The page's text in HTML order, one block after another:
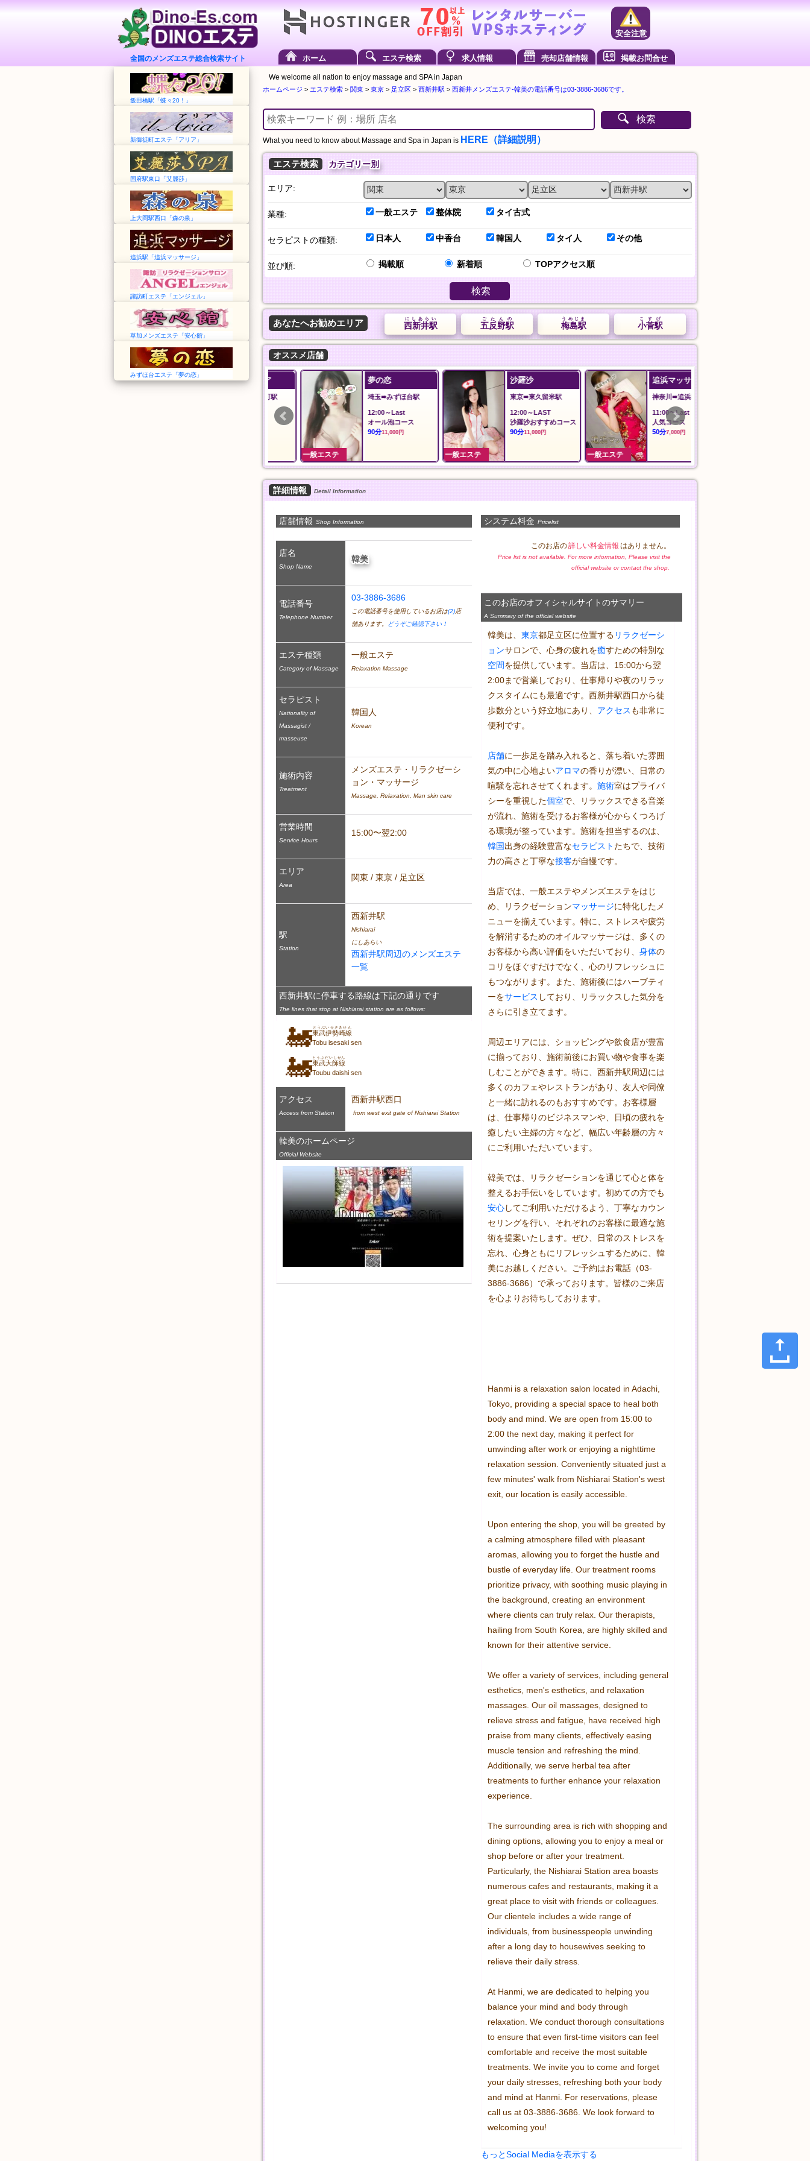
全国のメンズエステ総合検索サイト
安全注意
ホーム エステ検索 求人情報 売却店舗情報 掲載お問合せ
飯田橋駅「蝶々20！」
新御徒町エステ「アリア」
国府駅東口「艾麗莎」
上大岡駅西口「森の泉」
追浜駅「追浜マッサージ」
諏訪町エステ「エンジェル」
草加メンズエステ「安心館」
みずほ台エステ「夢の恋」
We welcome all nation to enjoy massage and SPA in Japan
ホームページ > エステ検索 > 関東 > 東京 > 足立区 > 西新井駅 > 西新井メンズエステ-韓美の電話番号は03-3886-3686です。
検索
What you need to know about Massage and Spa in Japan is HERE（詳細説明）
エステ検索 カテゴリー別
エリア:
業種: 一般エステ 整体院 タイ古式
セラピストの種類: 日本人 中香台 韓国人 タイ人 その他
並び順: 掲載順 新着順 TOPアクセス順
検索
あなたへお勧めエリア 小菅駅
こすげ
梅島駅
うめじま
五反野駅
ごたんの
西新井駅
にしあらい
オススメ店舗
ilAria アリア
一般エステ
夢の恋
埼玉➠みずほ台駅
12:00～Last
オール泡コース
11,000円
一般エステ
沙羅沙
東京➠東久留米駅
12:00～LAST
沙羅沙おすすめコース
90分11,000円
一般エステ
追浜マッサージ
神奈川➠追浜駅
11:00〜Last
人気コース
50分
7,000円
詳細情報 Detail Information
システム料金 Pricelist
このお店の詳しい料金情報 はありません。
Price list is not available. For more information, Please visit the
official website or contact the shop.
このお店のオフィシャルサイトのサマリー
A Summary of the official website
韓美は、 東京都足立区に位置する リラクゼーシ
ョンサロンで、心身の疲れを癒すための特別な
空間を提供しています。当店は、15:00から翌
2:00まで営業しており、仕事帰りや夜のリラッ
クスタイムにも最適です。西新井駅西口から徒
歩数分という好立地にあり、 アクセス も非常に
便利です。
店舗に一歩足を踏み入れると、落ち着いた雰囲
気の中に心地よいアロマの香りが漂い、日常の
喧騒を忘れさせてくれます。 施術室はプライバ
シーを重視した個室で、リラックスできる音楽
が流れ、施術を受けるお客様が心からくつろげ
る環境が整っています。施術を担当するのは、
韓国出身の経験豊富なセラピスト たちで、技術
力の高さと丁寧な接客が自慢です。
当店では、一般エステやメンズエステをはじ
め、リラクゼーションマッサージに特化したメ
ニューを揃えています。特に、ストレスや疲労
を解消するためのオイルマッサージは、多くの
お客様から高い評価をいただいており、 身体の
コリをほぐすだけでなく、心のリフレッシュに
もつながります。また、施術後にはハーブティ
ーをサービス しており、リラックスした気分を
さらに引き立てます。
周辺エリアには、ショッピングや飲食店が豊富
に揃っており、施術前後にお買い物や食事を楽
しむことができます。特に、西新井駅周辺には
多くのカフェやレストランがあり、友人や同僚
と一緒に訪れるのもおすすめです。お客様層
は、仕事帰りのビジネスマンや、日頃の疲れを
癒したい主婦の方々など、幅広い年齢層の方々
にご利用いただいています。
韓美では、リラクゼーションを通じて心と体を
整えるお手伝いをしています。初めての方でも
安心してご利用いただけるよう、丁寧なカウン
セリングを行い、それぞれのお客様に最適な施
術を提案いたします。ぜひ、日常のストレスを
忘れ、心身ともにリフレッシュするために、韓
美にお越しください。ご予約はお電話（03-
3886-3686）で承っております。皆様のご来店
を心よりお待ちしております。
Hanmi is a relaxation salon located in Adachi,
Tokyo, providing a special space to heal both
body and mind. We are open from 15:00 to
2:00 the next day, making it perfect for
unwinding after work or enjoying a nighttime
relaxation session. Conveniently situated just a
few minutes' walk from Nishiarai Station's west
exit, our location is easily accessible.
Upon entering the shop, you will be greeted by
a calming atmosphere filled with pleasant
aromas, allowing you to forget the hustle and
bustle of everyday life. Our treatment rooms
prioritize privacy, with soothing music playing in
the background, creating an environment
where clients can truly relax. Our therapists,
hailing from South Korea, are highly skilled and
known for their attentive service.
We offer a variety of services, including general
esthetics, men's esthetics, and relaxation
massages. Our oil massages, designed to
relieve stress and fatigue, have received high
praise from many clients, effectively easing
muscle tension and refreshing the mind.
Additionally, we serve herbal tea after
treatments to further enhance your relaxation
experience.
The surrounding area is rich with shopping and
dining options, allowing you to enjoy a meal or
shop before or after your treatment.
Particularly, the Nishiarai Station area boasts
numerous cafes and restaurants, making it a
great place to visit with friends or colleagues.
Our clientele includes a wide range of
individuals, from businesspeople unwinding
after a long day to housewives seeking to
relieve their daily stress.
At Hanmi, we are dedicated to helping you
balance your mind and body through
relaxation. We conduct thorough consultations
to ensure that even first-time visitors can feel
comfortable and receive the most suitable
treatments. We invite you to come and forget
your daily stresses, refreshing both your body
and mind at Hanmi. For reservations, please
call us at 03-3886-3686. We look forward to
welcoming you!
もっとSocial Mediaを表示する
店舗情報 Shop Information
店名
Shop Name
韓美
電話番号
Telephone Number
03-3886-3686
この電話番号を使用しているお店は(2)店
舗あります。 どうぞご確認下さい！
エステ種類
Category of Massage
一般エステ
Relaxation Massage
セラピスト
Nationality of
Massagist /
masseuse
韓国人
Korean
施術内容
Treatment
メンズエステ・リラクゼーシ
ョン・マッサージ
Massage, Relaxation, Man skin care
営業時間
Service Hours
15:00〜翌2:00
エリア
Area
関東 / 東京 / 足立区
駅
Station
西新井駅
Nishiarai
にしあらい
西新井駅周辺のメンズエステ
一覧
西新井駅に停車する路線は下記の通りです
The lines that stop at Nishiarai station are as follows:
🚂東武伊勢崎線
とうぶいせさきせん
Tobu isesaki sen
🚂東武大師線
とうぶだいしせん
Toubu daishi sen
アクセス
Access from Station
西新井駅西口
from west exit gate of Nishiarai Station
韓美のホームページ
Official Website